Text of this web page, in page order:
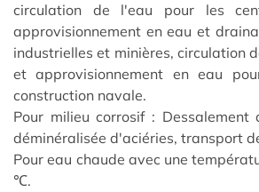
circulation de l'eau pour les
approvisionnement en eau et
industrielles et minières, circulation
et approvisionnement en eau
construction navale.
Pour milieu corrosif : Dessalement
déminéralisée d'aciéries, transport
Pour eau chaude avec une
℃.